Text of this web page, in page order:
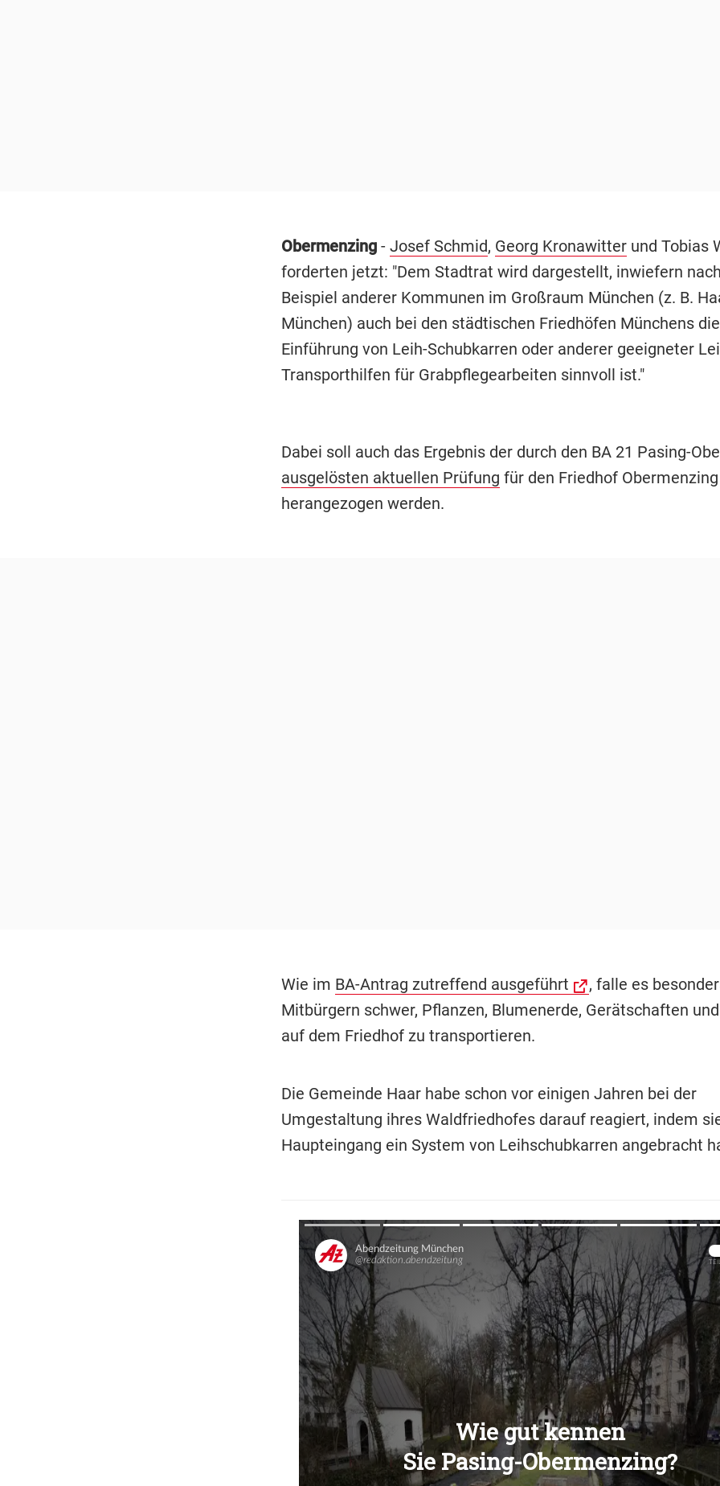
Obermenzing- Josef Schmid, Georg Kronawitterund Tobias
forderten jetzt: "Dem Stadtrat wird dargestellt, inwiefern
Beispiel anderer Kommunen im Großraum München (z. B.
München) auch bei den städtischen Friedhöfen Münchens die
Einführung von Leih-Schubkarren oder anderer geeigneter
Transporthilfen für Grabpflegearbeiten sinnvoll ist."
Dabei soll auch das Ergebnis der durch den BA 21 Pasing-
ausgelösten aktuellen Prüfung für den Friedhof Obermenzing
herangezogen werden.
Wie im BA-Antrag zutreffend ausgeführt
, falle es
Mitbürgern schwer, Pflanzen, Blumenerde, Gerätschaften
auf dem Friedhof zu transportieren.
Die Gemeinde Haar habe schon vor einigen Jahren bei der
Umgestaltung ihres Waldfriedhofes darauf reagiert, indem
Haupteingang ein System von Leihschubkarren angebracht